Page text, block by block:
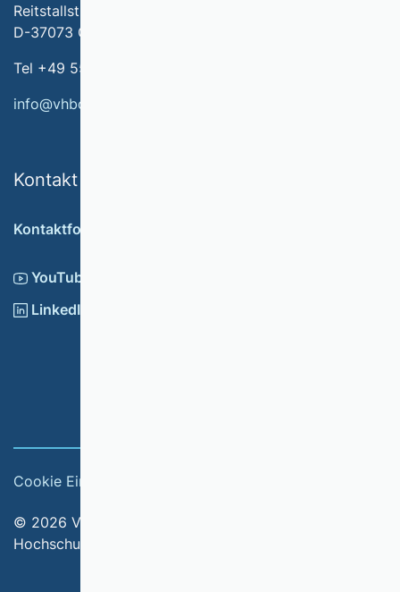
Reitstallstr. 7
D-37073 Göttingen
Tel +49 551 79778-566
info@vhbonline.org
Kontakt
Kontaktformular
YouTube
LinkedIn
Cookie Einstellungen
© 2026 Verband der Hochschullehrerinnen und
Hochschullehrer für Betriebswirtschaft e.V.